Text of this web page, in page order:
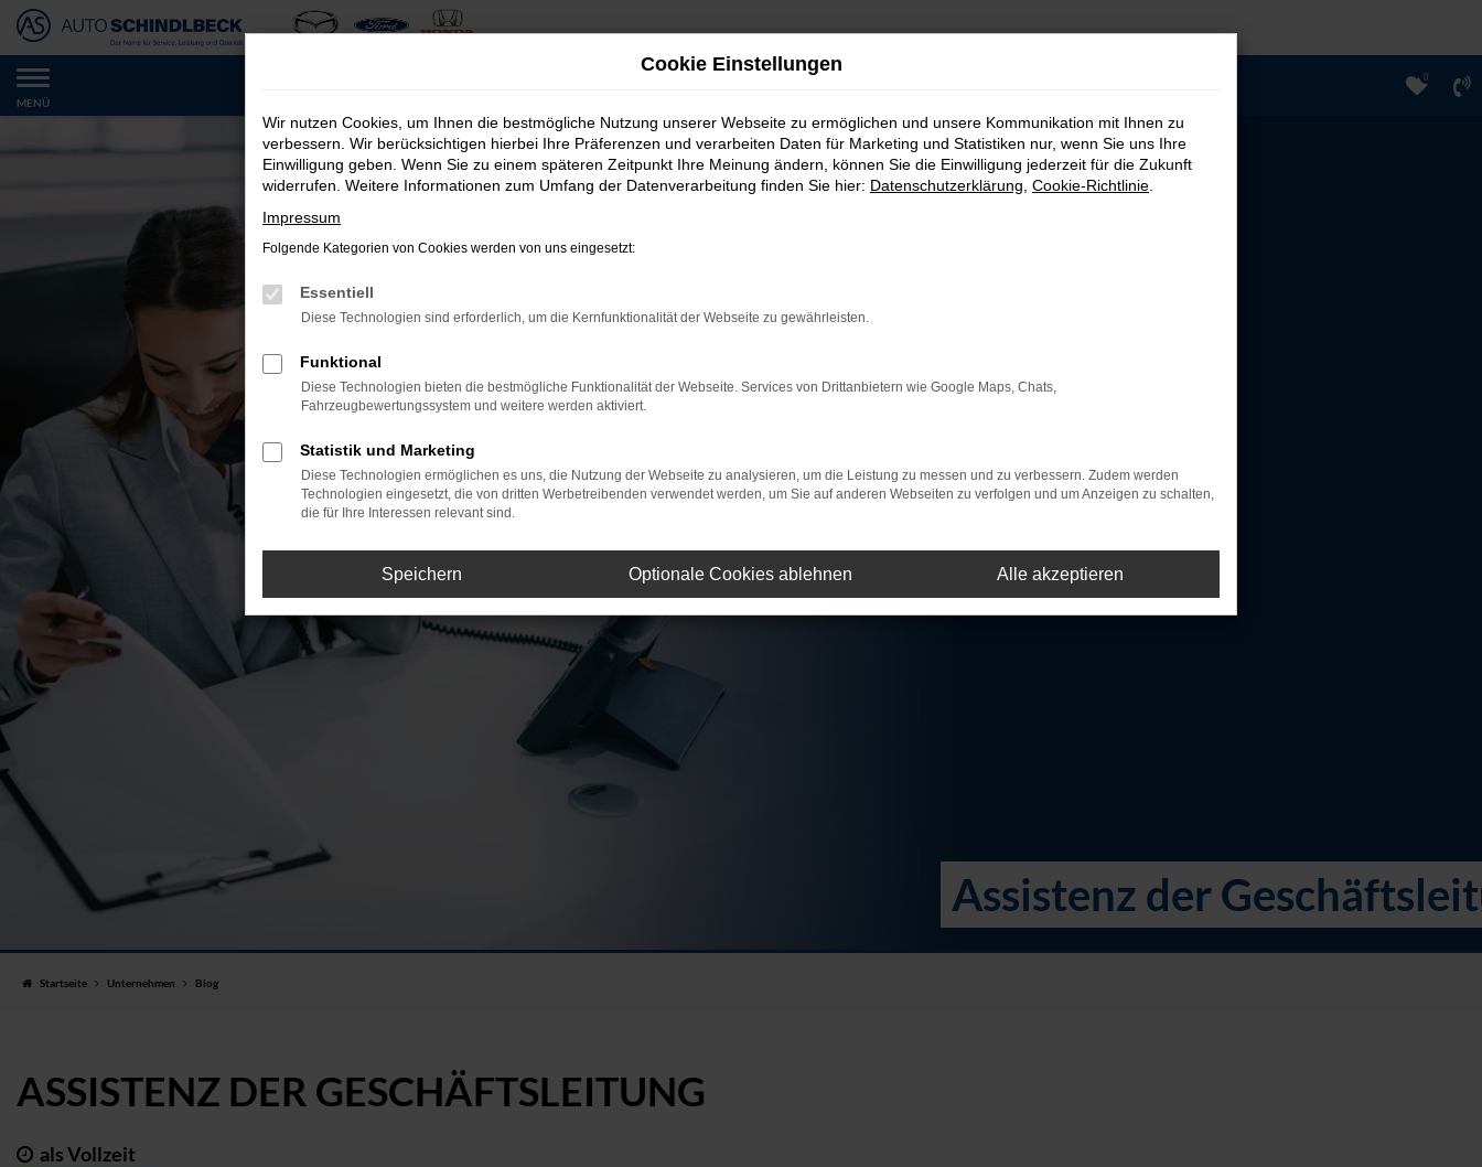
Zum
Hauptinhalt
springen
MENÜ
0
Assistenz der
Startseite Unternehmen Blog
ASSISTENZ DER GESCHÄFTSLEITUNG
als Vollzeit
Cookie Einstellungen
Wir nutzen Cookies, um Ihnen die bestmögliche Nutzung unserer Webseite zu ermöglichen und unsere Kommunikation mit Ihnen zu
verbessern. Wir berücksichtigen hierbei Ihre Präferenzen und verarbeiten Daten für Marketing und Statistiken nur, wenn Sie uns Ihre
Einwilligung geben. Wenn Sie zu einem späteren Zeitpunkt Ihre Meinung ändern, können Sie die Einwilligung jederzeit für die Zukunft
widerrufen. Weitere Informationen zum Umfang der Datenverarbeitung finden Sie hier: Datenschutzerklärung Cookie-Richtlinie
Impressum
Folgende Kategorien von Cookies werden von uns eingesetzt:
Essentiell
Diese Technologien sind erforderlich, um die Kernfunktionalität der Webseite zu gewährleisten.
Funktional
Diese Technologien bieten die bestmögliche Funktionalität der Webseite. Services von Drittanbietern wie Google Maps, Chats,
Fahrzeugbewertungssystem und weitere werden aktiviert.
Statistik und Marketing
Diese Technologien ermöglichen es uns, die Nutzung der Webseite zu analysieren, um die Leistung zu messen und zu verbessern. Zudem werden
Technologien eingesetzt, die von dritten Werbetreibenden verwendet werden, um Sie auf anderen Webseiten zu verfolgen und um Anzeigen zu schalten,
die für Ihre Interessen relevant sind.
Speichern Optionale Cookies ablehnen Alle akzeptieren